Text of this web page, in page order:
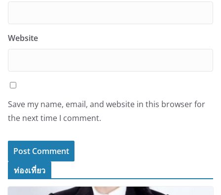
Website
Save my name, email, and website in this browser for
the next time I comment.
ท่องเที่ยว